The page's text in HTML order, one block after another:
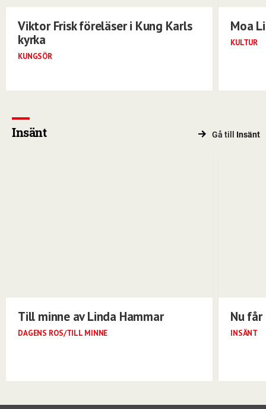
Viktor Frisk föreläser i Kung Karls
kyrka
KUNGSÖR
Moa
KULTUR
Insänt Gå till Insänt
Till minne av Linda Hammar
DAGENS ROS/TILL MINNE
Nu
INSÄNT